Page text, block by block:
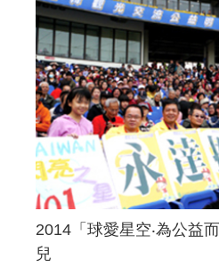
2014「球愛星空‧為公益
兒